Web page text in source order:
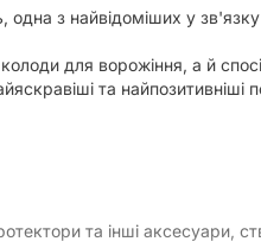
одна з найвідоміших у
для ворожіння, а й
та найпозитивніші
та інші аксесуари,